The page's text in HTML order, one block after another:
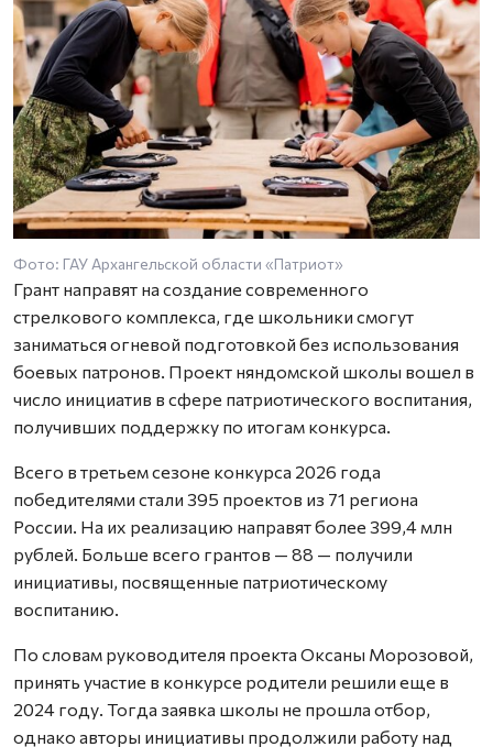
Фото: ГАУ Архангельской области «Патриот»
Грант направят на создание современного
стрелкового комплекса, где школьники смогут
заниматься огневой подготовкой без использования
боевых патронов. Проект няндомской школы вошел в
число инициатив в сфере патриотического воспитания,
получивших поддержку по итогам конкурса.
Всего в третьем сезоне конкурса 2026 года
победителями стали 395 проектов из 71 региона
России. На их реализацию направят более 399,4 млн
рублей. Больше всего грантов — 88 — получили
инициативы, посвященные патриотическому
воспитанию.
По словам руководителя проекта Оксаны Морозовой,
принять участие в конкурсе родители решили еще в
2024 году. Тогда заявка школы не прошла отбор,
однако авторы инициативы продолжили работу над